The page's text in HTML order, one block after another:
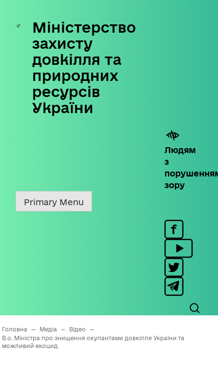
Skip
content
Міністерство
захисту
довкілля та
природних
ресурсів
України
Людям
з
зору
Primary Menu
Головна — Медіа — Відео
—
В.о. Міністра про знищення окупантами довкілля України та
можливий екоцид